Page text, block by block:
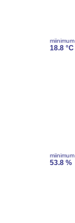
miinimum
18.8 °C
miinimum
53.8 %